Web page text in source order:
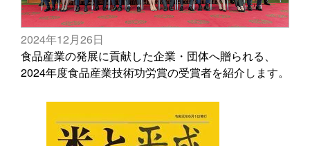
2024年12月26日
食品産業の発展に貢献した企業・団体へ贈られる、
2024年度食品産業技術功労賞の受賞者を紹介します。